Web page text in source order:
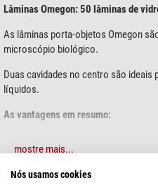
Lâminas Omegon: 50 lâminas de
As lâminas porta-objetos Omegon
microscópio biológico.
Duas cavidades no centro são ideais
líquidos.
As vantagens em resumo:
Arestas lixadas: para que
Elevada qualidade ótica
mostre mais...
Nós usamos cookies